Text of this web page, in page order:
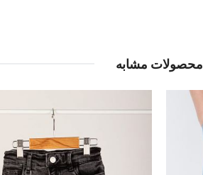
محصولات مشابه